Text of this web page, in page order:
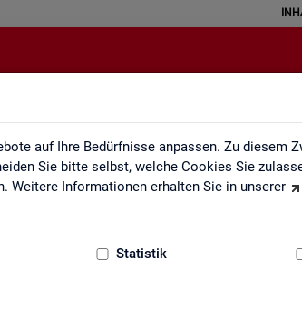
auf Ihre Bedürfnisse anpassen. Zu diesem
Sie bitte selbst, welche Cookies Sie
Weitere Informationen erhalten Sie in unserer
Statistik
Über uns